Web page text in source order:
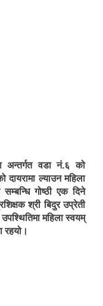
अन्तर्गत वडा नं.६ को
दायरामा ल्याउन महिला
गोष्ठी एक दिने
श्री बिदुर उप्रेती
महिला स्वयम्
रहयो।